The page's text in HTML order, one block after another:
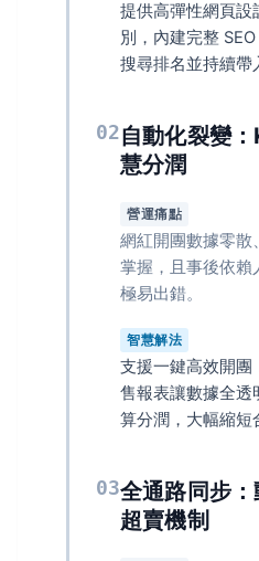
提供高彈性網頁設
別，內建完整
搜尋排名並持續帶
02自動化裂變
慧分潤
營運痛點
網紅開團數據零散
掌握，且事後依賴
極易出錯。
智慧解法
支援一鍵高效開團
售報表讓數據全透
算分潤，大幅縮短
03全通路同步
超賣機制